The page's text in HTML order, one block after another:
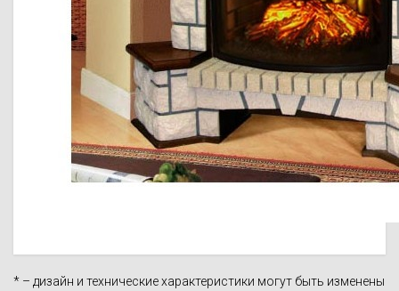
* – дизайн и технические характеристики могут быть изменены